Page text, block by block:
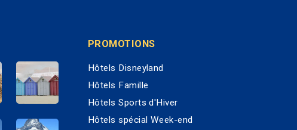
PROMOTIONS
Hôtels Disneyland
Hôtels Famille
Hôtels Sports d'Hiver
Hôtels spécial Week-end